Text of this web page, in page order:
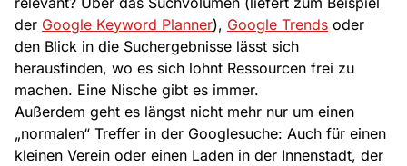
der Google Keyword Planner), Google Trends oder
den Blick in die Suchergebnisse lässt sich
herausfinden, wo es sich lohnt Ressourcen frei zu
machen. Eine Nische gibt es immer.
Außerdem geht es längst nicht mehr nur um einen
„normalen“ Treffer in der Googlesuche: Auch für einen
kleinen Verein oder einen Laden in der Innenstadt, der